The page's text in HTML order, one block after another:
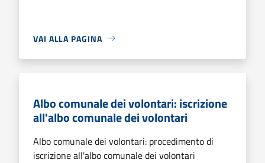
VAI ALLA PAGINA
Albo comunale dei volontari: iscrizione
all'albo comunale dei volontari
Albo comunale dei volontari: procedimento di
iscrizione all'albo comunale dei volontari